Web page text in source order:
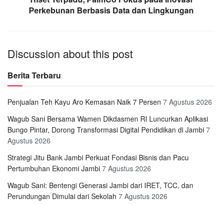
Perkebunan Berbasis Data dan Lingkungan
Discussion about this post
Berita Terbaru
Penjualan Teh Kayu Aro Kemasan Naik 7 Persen 7 Agustus 2026
Wagub Sani Bersama Wamen Dikdasmen RI Luncurkan Aplikasi
Bungo Pintar, Dorong Transformasi Digital Pendidikan di Jambi 7
Agustus 2026
Strategi Jitu Bank Jambi Perkuat Fondasi Bisnis dan Pacu
Pertumbuhan Ekonomi Jambi 7 Agustus 2026
Wagub Sani: Bentengi Generasi Jambi dari IRET, TCC, dan
Perundungan Dimulai dari Sekolah 7 Agustus 2026